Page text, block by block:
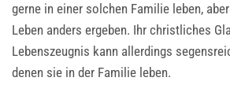
gerne in einer solchen Familie leben,
Leben anders ergeben. Ihr christliches
Lebenszeugnis kann allerdings
denen sie in der Familie leben.